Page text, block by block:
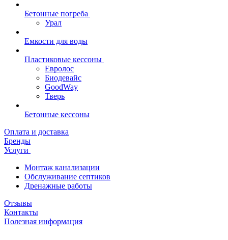
Бетонные погреба
Урал
Емкости для воды
Пластиковые кессоны
Евролос
Биодевайс
GoodWay
Тверь
Бетонные кессоны
Оплата и доставка
Бренды
Услуги
Монтаж канализации
Обслуживание септиков
Дренажные работы
Отзывы
Контакты
Полезная информация